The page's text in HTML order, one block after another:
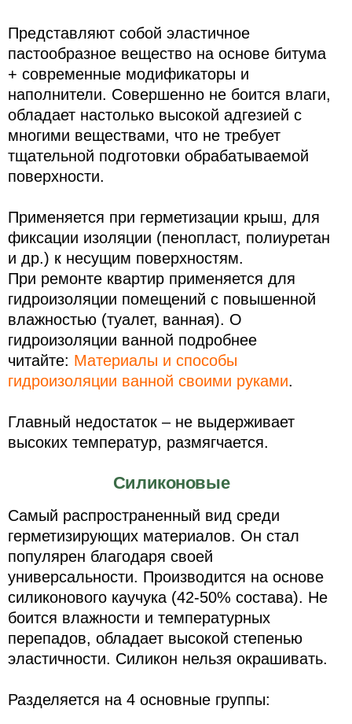
Представляют собой эластичное
пастообразное вещество на основе битума
+ современные модификаторы и
наполнители. Совершенно не боится влаги,
обладает настолько высокой адгезией с
многими веществами, что не требует
тщательной подготовки обрабатываемой
поверхности.
Применяется при герметизации крыш, для
фиксации изоляции (пенопласт, полиуретан
и др.) к несущим поверхностям.
При ремонте квартир применяется для
гидроизоляции помещений с повышенной
влажностью (туалет, ванная). О
гидроизоляции ванной подробнее
читайте: Материалы и способы
гидроизоляции ванной своими руками.
Главный недостаток – не выдерживает
высоких температур, размягчается.
Силиконовые
Самый распространенный вид среди
герметизирующих материалов. Он стал
популярен благодаря своей
универсальности. Производится на основе
силиконового каучука (42-50% состава). Не
боится влажности и температурных
перепадов, обладает высокой степенью
эластичности. Силикон нельзя окрашивать.
Разделяется на 4 основные группы: